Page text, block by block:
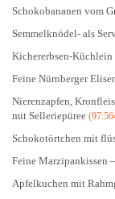
Schokobananen vom
Semmelknödel- als
Kichererbsen-
Feine Nürnberger
Nierenzapfen,
mit Selleriepüree
Schokotörtchen mit
Feine Marzipankissen
Apfelkuchen mit